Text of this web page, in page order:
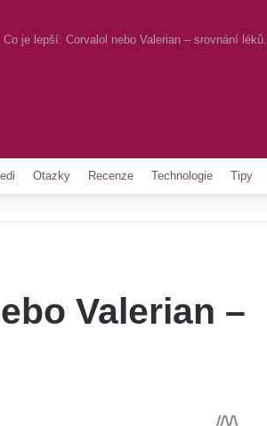
Co je lepší: Corvalol nebo Valerian – srovnání léků.
Otazky Recenze Technologie Tipy
Valerian –